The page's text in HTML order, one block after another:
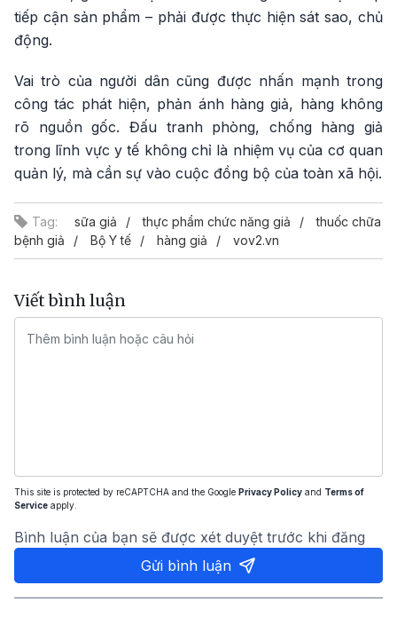
tiếp cận sản phẩm – phải được thực hiện sát sao, chủ
động.
Vai trò của người dân cũng được nhấn mạnh trong
công tác phát hiện, phản ánh hàng giả, hàng không
rõ nguồn gốc. Đấu tranh phòng, chống hàng giả
trong lĩnh vực y tế không chỉ là nhiệm vụ của cơ quan
quản lý, mà cần sự vào cuộc đồng bộ của toàn xã hội.
Tag: sữa giả thực phẩm chức năng giả
thuốc chữa
bệnh giả
Bộ Y tế hàng giả vov2.vn
Viết bình luận
This site is protected by reCAPTCHA and the Google Privacy Policy and Terms of
Service apply.
Bình luận của bạn sẽ được xét duyệt trước khi đăng
Gửi bình luận